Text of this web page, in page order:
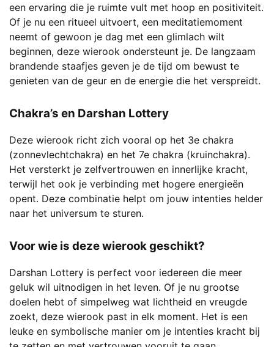
een ervaring die je ruimte vult met hoop en positiviteit.
Of je nu een ritueel uitvoert, een meditatiemoment
neemt of gewoon je dag met een glimlach wilt
beginnen, deze wierook ondersteunt je. De langzaam
brandende staafjes geven je de tijd om bewust te
genieten van de geur en de energie die het verspreidt.
Chakra’s en Darshan Lottery
Deze wierook richt zich vooral op het 3e chakra
(zonnevlechtchakra) en het 7e chakra (kruinchakra).
Het versterkt je zelfvertrouwen en innerlijke kracht,
terwijl het ook je verbinding met hogere energieën
opent. Deze combinatie helpt om jouw intenties helder
naar het universum te sturen.
Voor wie is deze wierook geschikt?
Darshan Lottery is perfect voor iedereen die meer
geluk wil uitnodigen in het leven. Of je nu grootse
doelen hebt of simpelweg wat lichtheid en vreugde
zoekt, deze wierook past in elk moment. Het is een
leuke en symbolische manier om je intenties kracht bij